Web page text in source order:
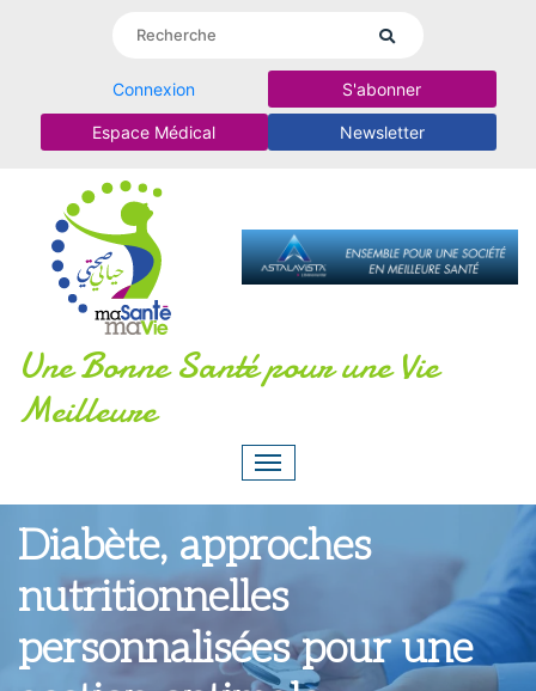
Connexion S'abonner
Espace Médical Newsletter
Une Bonne Santé pour une Vie
Meilleure
Diabète, approches
nutritionnelles
personnalisées pour une